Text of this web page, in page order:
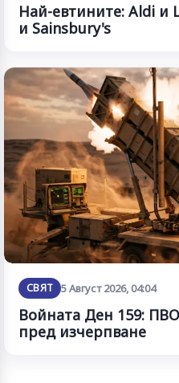
Най-евтините: Aldi и
и Sainsbury's
СВЯТ 5 Август 2026, 04:04
Войната Ден 159:
пред изчерпване